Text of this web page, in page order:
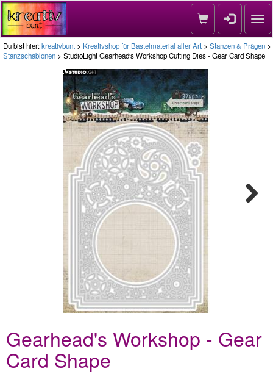
Du bist hier:kreativbunt > Kreativshop für Bastelmaterial aller Art > Stanzen & Prägen >
Stanzschablonen > StudioLight Gearhead's Workshop Cutting Dies - Gear Card Shape
Gearhead's Workshop - Gear
Card Shape